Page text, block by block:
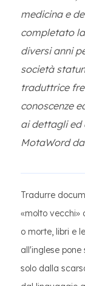
medicina e
completato
diversi anni
società
traduttrice
conoscenze
ai dettagli ed
MotaWord
Tradurre
«molto vecchi»
o morte, libri e
all'inglese
solo dalla